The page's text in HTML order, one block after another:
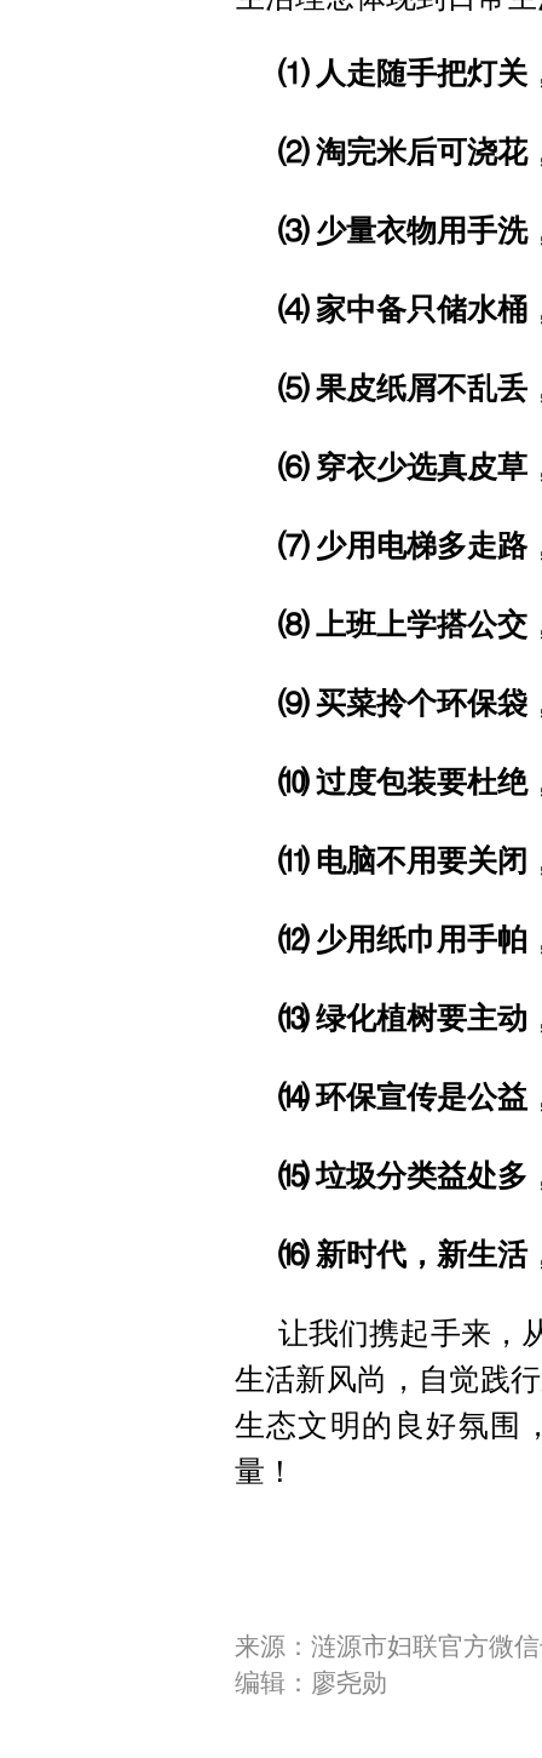
⑴ 人走随手把灯关
⑵ 淘完米后可浇花
⑶ 少量衣物用手洗
⑷ 家中备只储水桶
⑸ 果皮纸屑不乱丢
⑹ 穿衣少选真皮草
⑺ 少用电梯多走路
⑻ 上班上学搭公交
⑼ 买菜拎个环保袋
⑽ 过度包装要杜绝
⑾ 电脑不用要关闭
⑿ 少用纸巾用手帕
⒀ 绿化植树要主动
⒁ 环保宣传是公益
⒂ 垃圾分类益处多
⒃ 新时代，新生活
让我们携起手来，
生活新风尚，自觉践
生态文明的良好氛围
量！
来源：涟源市妇联官方微
编辑：廖尧勋